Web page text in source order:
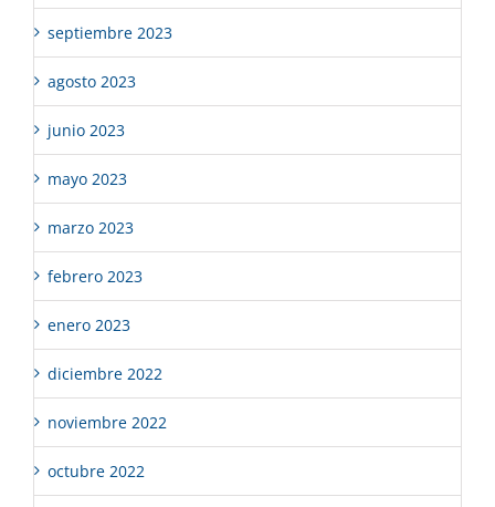
septiembre 2023
agosto 2023
junio 2023
mayo 2023
marzo 2023
febrero 2023
enero 2023
diciembre 2022
noviembre 2022
octubre 2022